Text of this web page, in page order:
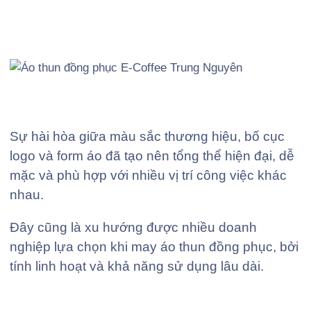
Sự hài hòa giữa màu sắc thương hiệu, bố cục
logo và form áo đã tạo nên tổng thể hiện đại, dễ
mặc và phù hợp với nhiều vị trí công việc khác
nhau.
Đây cũng là xu hướng được nhiều doanh
nghiệp lựa chọn khi may áo thun đồng phục, bởi
tính linh hoạt và khả năng sử dụng lâu dài.